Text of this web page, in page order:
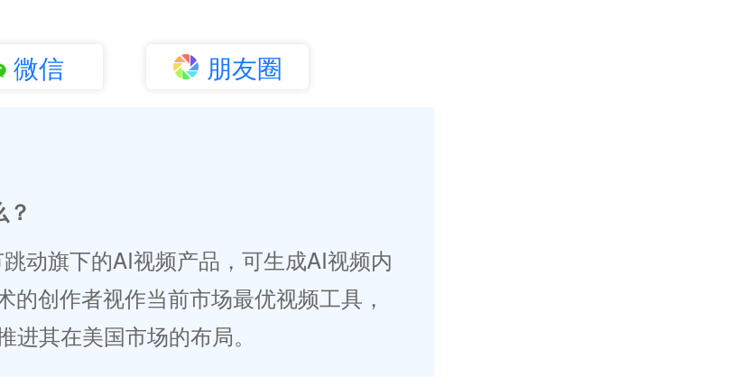
微信 朋友圈
动旗下的AI视频产品，可生成AI视频内
的创作者视作当前市场最优视频工具，
进其在美国市场的布局。